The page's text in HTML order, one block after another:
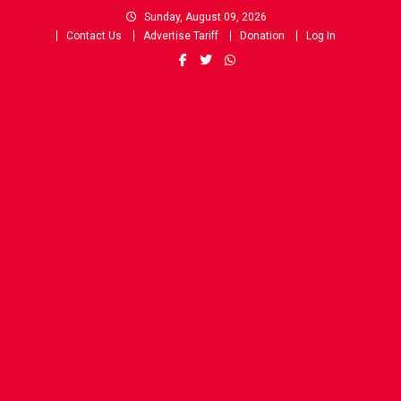
Sunday, August 09, 2026
Contact Us
Advertise Tariff Donation Log In